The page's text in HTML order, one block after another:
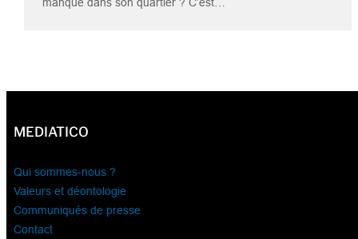
MEDIATICO
Qui sommes-nous ?
Valeurs et déontologie
Communiqués de presse
Contact